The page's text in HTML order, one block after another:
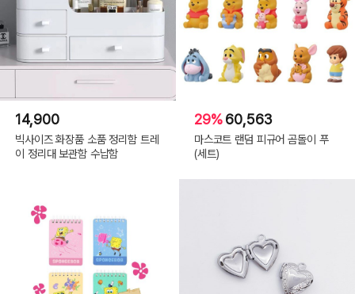
14,900
빅사이즈 화장품 소품 정리함 트레
이 정리대 보관함 수납함
29%60,563
마스코트 랜덤 피규어 곰돌이 푸
(세트)